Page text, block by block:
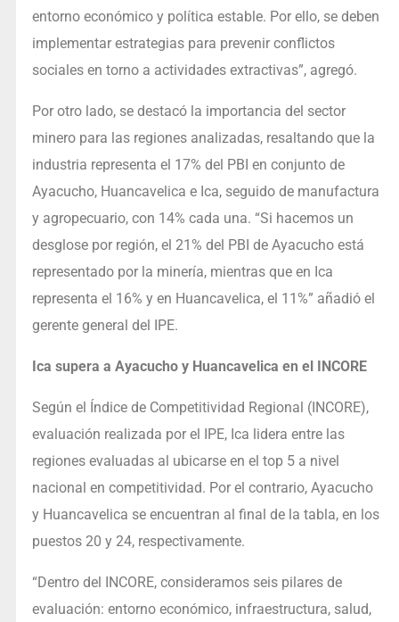
entorno económico y política estable. Por ello, se deben
implementar estrategias para prevenir conflictos
sociales en torno a actividades extractivas”, agregó.
Por otro lado, se destacó la importancia del sector
minero para las regiones analizadas, resaltando que la
industria representa el 17% del PBI en conjunto de
Ayacucho, Huancavelica e Ica, seguido de manufactura
y agropecuario, con 14% cada una. “Si hacemos un
desglose por región, el 21% del PBI de Ayacucho está
representado por la minería, mientras que en Ica
representa el 16% y en Huancavelica, el 11%” añadió el
gerente general del IPE.
Ica supera a Ayacucho y Huancavelica en el INCORE
Según el Índice de Competitividad Regional (INCORE),
evaluación realizada por el IPE, Ica lidera entre las
regiones evaluadas al ubicarse en el top 5 a nivel
nacional en competitividad. Por el contrario, Ayacucho
y Huancavelica se encuentran al final de la tabla, en los
puestos 20 y 24, respectivamente.
“Dentro del INCORE, consideramos seis pilares de
evaluación: entorno económico, infraestructura, salud,